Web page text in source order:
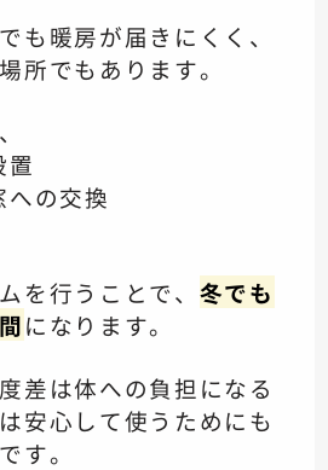
も暖房が届きにくく、
所でもあります。
置
への交換
を行うことで、 冬でも
になります。
差は体への負担になる
安心して使うためにも
す。